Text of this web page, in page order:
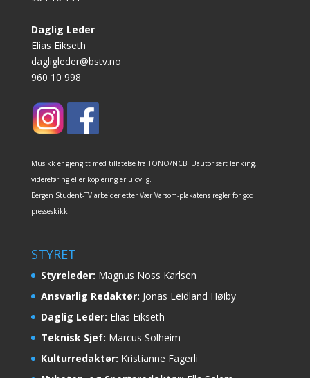
Daglig Leder
Elias Eikseth
dagligleder@bstv.no
960 10 998
Musikk er gjengitt med tillatelse fra TONO/NCB. Uautorisert lenking,
videreføring eller kopiering er ulovlig.
Bergen Student-TV arbeider etter Vær Varsom-plakatens regler for god
presseskikk
STYRET
Styreleder: Magnus Noss Karlsen
Ansvarlig Redaktør: Jonas Leidland Høiby
Daglig Leder: Elias Eikseth
Teknisk Sjef: Marcus Solheim
Kulturredaktør: Kristianne Fagerli